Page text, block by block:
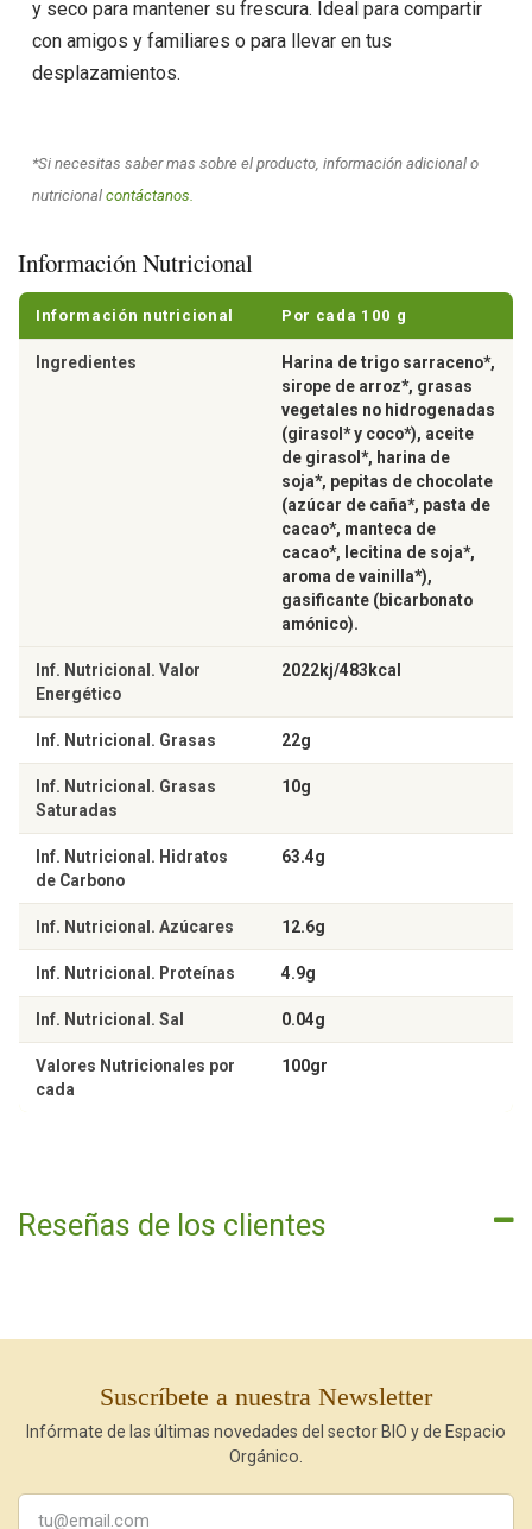
y seco para mantener su frescura. Ideal para compartir
con amigos y familiares o para llevar en tus
desplazamientos.
*Si necesitas saber mas sobre el producto, información adicional o
nutricional contáctanos.
Información Nutricional
Información nutricional Por cada 100 g
Ingredientes
Harina de trigo sarraceno*,
sirope de arroz*, grasas
vegetales no hidrogenadas
(girasol* y coco*), aceite
de girasol*, harina de
soja*, pepitas de chocolate
(azúcar de caña*, pasta de
cacao*, manteca de
cacao*, lecitina de soja*,
aroma de vainilla*),
gasificante (bicarbonato
amónico).
Inf. Nutricional. Valor
Energético
2022kj/483kcal
Inf. Nutricional. Grasas 22g
Inf. Nutricional. Grasas
Saturadas
10g
Inf. Nutricional. Hidratos
de Carbono
63.4g
Inf. Nutricional. Azúcares 12.6g
Inf. Nutricional. Proteínas 4.9g
Inf. Nutricional. Sal 0.04g
Valores Nutricionales por
cada
100gr
Reseñas de los clientes
Suscríbete a nuestra Newsletter
Infórmate de las últimas novedades del sector BIO y de Espacio
Orgánico.